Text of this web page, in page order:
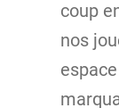
coup
nos